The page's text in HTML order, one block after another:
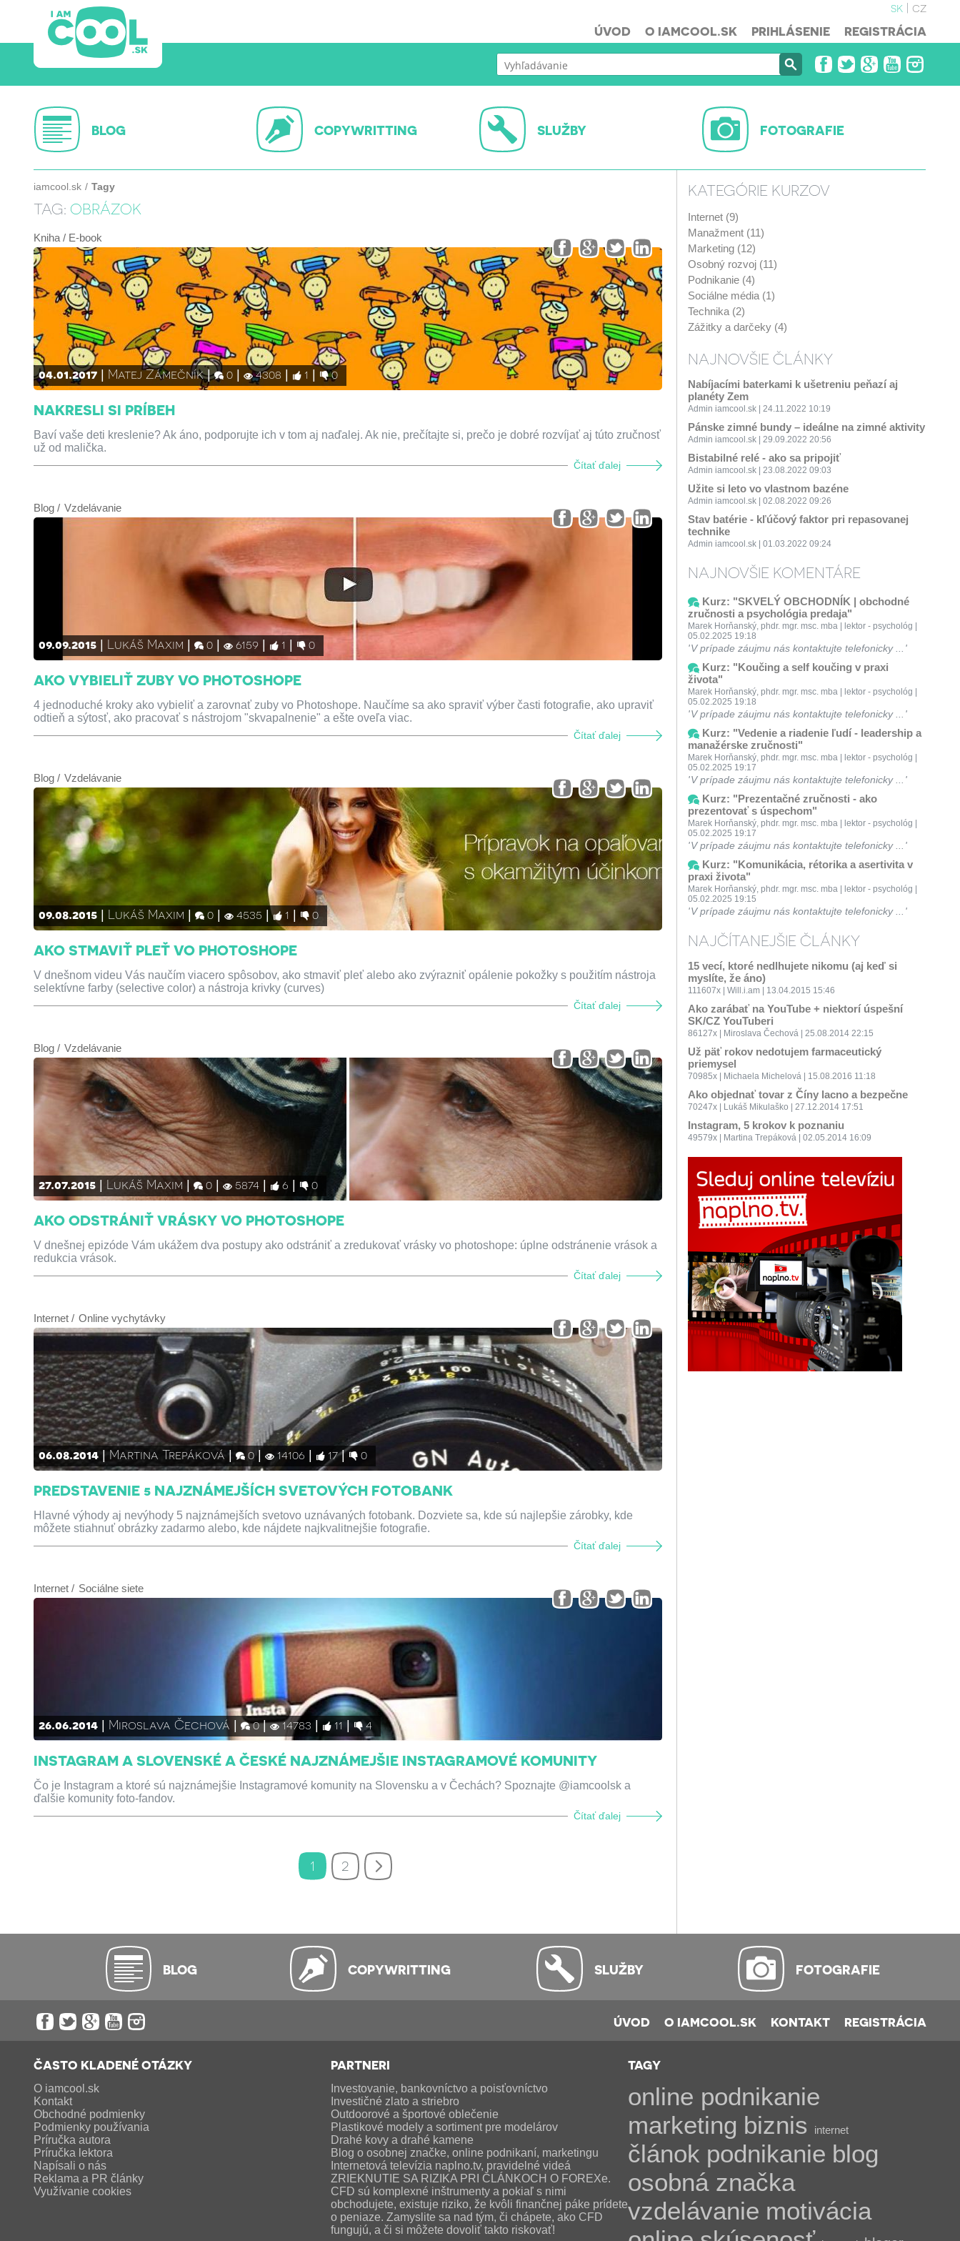
sk
cz
ÚVOD
O IAMCOOL.SK PRIHLÁSENIE REGISTRÁCIA
BLOG COPYWRITTING SLUŽBY FOTOGRAFIE
iamcool.sk Tagy
TAG: OBRÁZOK
Kniha / E-book
04.01.2017 Matej Zámečník 0 4308 1 0
NAKRESLI SI PRÍBEH
Baví vaše deti kreslenie? Ak áno, podporujte ich v tom aj naďalej. Ak nie, prečítajte si, prečo je dobré rozvíjať aj túto zručnosť
už od malička.
Čítať ďalej
Blog Vzdelávanie
09.09.2015 Lukáš Maxim 0 6159 1 0
AKO VYBIELIŤ ZUBY VO PHOTOSHOPE
4 jednoduché kroky ako vybieliť a zarovnať zuby vo Photoshope. Naučíme sa ako spraviť výber časti fotografie, ako upraviť
odtieň a sýtosť, ako pracovať s nástrojom "skvapalnenie" a ešte oveľa viac.
Čítať ďalej
Blog Vzdelávanie
09.08.2015 Lukáš Maxim 0 4535 1 0
AKO STMAVIŤ PLEŤ VO PHOTOSHOPE
V dnešnom videu Vás naučím viacero spôsobov, ako stmaviť pleť alebo ako zvýrazniť opálenie pokožky s použitím nástroja
selektívne farby (selective color) a nástroja krivky (curves)
Čítať ďalej
Blog Vzdelávanie
27.07.2015 Lukáš Maxim 0 5874 6 0
AKO ODSTRÁNIŤ VRÁSKY VO PHOTOSHOPE
V dnešnej epizóde Vám ukážem dva postupy ako odstrániť a zredukovať vrásky vo photoshope: úplne odstránenie vrások a
redukcia vrások.
Čítať ďalej
Internet Online vychytávky
06.08.2014 Martina Trepáková 0 14106 17 0
PREDSTAVENIE 5 NAJZNÁMEJŠÍCH SVETOVÝCH FOTOBANK
Hlavné výhody aj nevýhody 5 najznámejších svetovo uznávaných fotobank. Dozviete sa, kde sú najlepšie zárobky, kde
môžete stiahnuť obrázky zadarmo alebo, kde nájdete najkvalitnejšie fotografie.
Čítať ďalej
Internet Sociálne siete
26.06.2014 Miroslava Čechová 0 14783 11 4
INSTAGRAM A SLOVENSKÉ A ČESKÉ NAJZNÁMEJŠIE INSTAGRAMOVÉ KOMUNITY
Čo je Instagram a ktoré sú najznámejšie Instagramové komunity na Slovensku a v Čechách? Spoznajte @iamcoolsk a
ďalšie komunity foto-fandov.
Čítať ďalej
1 2
KATEGÓRIE KURZOV
Internet (9)
Manažment (11)
Marketing (12)
Osobný rozvoj (11)
Podnikanie (4)
Sociálne média (1)
Technika (2)
Zážitky a darčeky (4)
NAJNOVŠIE ČLÁNKY
Nabíjacími baterkami k ušetreniu peňazí aj
planéty Zem
Admin iamcool.sk | 24.11.2022 10:19
Pánske zimné bundy – ideálne na zimné aktivity
Admin iamcool.sk | 29.09.2022 20:56
Bistabilné relé - ako sa pripojiť
Admin iamcool.sk | 23.08.2022 09:03
Užite si leto vo vlastnom bazéne
Admin iamcool.sk | 02.08.2022 09:26
Stav batérie - kľúčový faktor pri repasovanej
technike
Admin iamcool.sk | 01.03.2022 09:24
NAJNOVŠIE KOMENTÁRE
Kurz: "SKVELÝ OBCHODNÍK | obchodné
zručnosti a psychológia predaja"
Marek Horňanský, phdr. mgr. msc. mba | lektor - psychológ |
05.02.2025 19:18
V prípade záujmu nás kontaktujte telefonicky ...
Kurz: "Koučing a self koučing v praxi
života"
Marek Horňanský, phdr. mgr. msc. mba | lektor - psychológ |
05.02.2025 19:18
V prípade záujmu nás kontaktujte telefonicky ...
Kurz: "Vedenie a riadenie ľudí - leadership a
manažérske zručnosti"
Marek Horňanský, phdr. mgr. msc. mba | lektor - psychológ |
05.02.2025 19:17
V prípade záujmu nás kontaktujte telefonicky ...
Kurz: "Prezentačné zručnosti - ako
prezentovať s úspechom"
Marek Horňanský, phdr. mgr. msc. mba | lektor - psychológ |
05.02.2025 19:17
V prípade záujmu nás kontaktujte telefonicky ...
Kurz: "Komunikácia, rétorika a asertivita v
praxi života"
Marek Horňanský, phdr. mgr. msc. mba | lektor - psychológ |
05.02.2025 19:15
V prípade záujmu nás kontaktujte telefonicky ...
NAJČÍTANEJŠIE ČLÁNKY
15 vecí, ktoré nedlhujete nikomu (aj keď si
myslíte, že áno)
111607x | Will.i.am | 13.04.2015 15:46
Ako zarábať na YouTube + niektorí úspešní
SK/CZ YouTuberi
86127x | Miroslava Čechová | 25.08.2014 22:15
Už päť rokov nedotujem farmaceutický
priemysel
70985x | Michaela Michelová | 15.08.2016 11:18
Ako objednať tovar z Číny lacno a bezpečne
70247x | Lukáš Mikulaško | 27.12.2014 17:51
Instagram, 5 krokov k poznaniu
49579x | Martina Trepáková | 02.05.2014 16:09
BLOG COPYWRITTING SLUŽBY FOTOGRAFIE
ÚVOD O IAMCOOL.SK KONTAKT REGISTRÁCIA
ČASTO KLADENÉ OTÁZKY
O iamcool.sk
Kontakt
Obchodné podmienky
Podmienky používania
Príručka autora
Príručka lektora
Napísali o nás
Reklama a PR články
Využívanie cookies
PARTNERI
Investovanie, bankovníctvo a poisťovníctvo
Investičné zlato a striebro
Outdoorové a športové oblečenie
Plastikové modely a sortiment pre modelárov
Drahé kovy a drahé kamene
Blog o osobnej značke, online podnikaní, marketingu
Internetová televízia naplno.tv, pravidelné videá
ZRIEKNUTIE SA RIZIKA PRI ČLÁNKOCH O FOREXe.
CFD sú komplexné inštrumenty a pokiaľ s nimi
obchodujete, existuje riziko, že kvôli finančnej páke prídete
o peniaze. Zamyslite sa nad tým, či chápete, ako CFD
fungujú, a či si môžete dovoliť takto riskovať!
TAGY
online podnikanie
marketing biznis internet
článok podnikanie blog
osobná značka
vzdelávanie motivácia